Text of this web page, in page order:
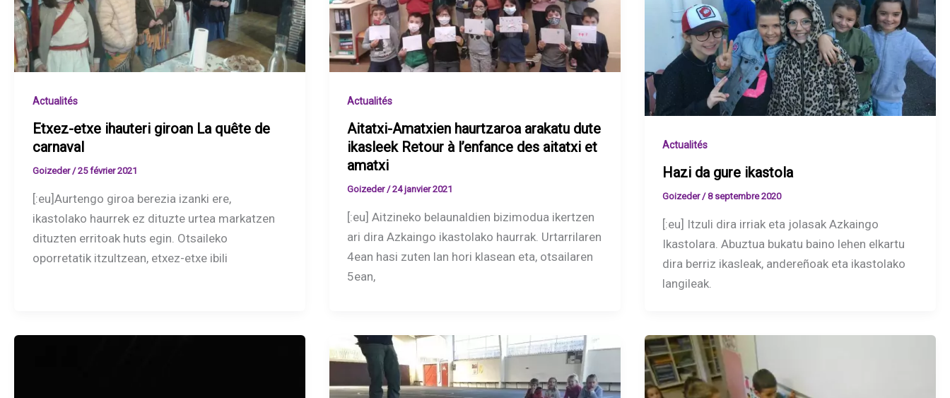
Actualités
Etxez-etxe ihauteri giroan La quête de
carnaval
Goizeder/25 février 2021
[:eu]Aurtengo giroa berezia izanki ere,
ikastolako haurrek ez dituzte urtea markatzen
dituzten erritoak huts egin. Otsaileko
oporretatik itzultzean, etxez-etxe ibili
Actualités
Aitatxi-Amatxien haurtzaroa arakatu dute
ikasleek Retour à l’enfance des aitatxi et
amatxi
Goizeder/24 janvier 2021
[:eu] Aitzineko belaunaldien bizimodua ikertzen
ari dira Azkaingo ikastolako haurrak. Urtarrilaren
4ean hasi zuten lan hori klasean eta, otsailaren
5ean,
Actualités
Hazi da gure ikastola
Goizeder/8 septembre 2020
[:eu] Itzuli dira irriak eta jolasak Azkaingo
Ikastolara. Abuztua bukatu baino lehen elkartu
dira berriz ikasleak, andereñoak eta ikastolako
langileak.